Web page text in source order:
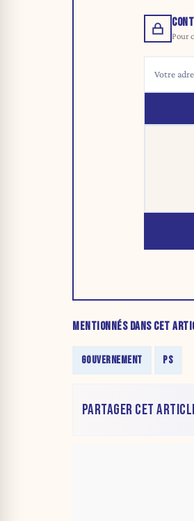
Pour
MENTIONNÉS DANS CET
GOUVERNEMENT PS
PARTAGER CET